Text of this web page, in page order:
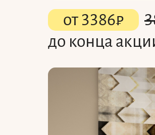
от 3386₽
до конца